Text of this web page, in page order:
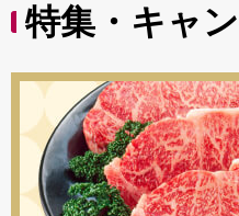
特集・キャ